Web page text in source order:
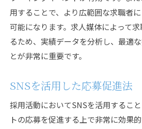
用することで、より広範囲な求職者
可能になります。求人媒体によって
るため、実績データを分析し、最適
とが非常に重要です。
SNSを活用した応募促進法
採用活動においてSNSを活用するこ
トの応募を促進する上で非常に効果